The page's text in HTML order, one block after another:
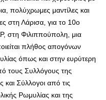
πολύχρωμες μαντίλες και
στη Λάρισα, για το 10ο
στη Φιλιππούπολη, μια
πλήθος απογόνων
όπως και στην ευρύτερη
τους Συλλόγους της
Σύλλογοι από τις
Ρωμυλίας και της